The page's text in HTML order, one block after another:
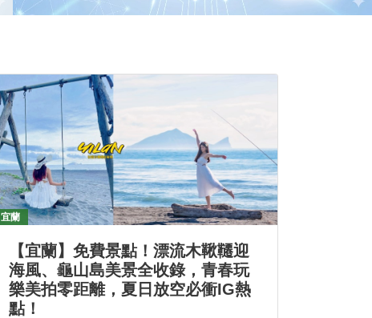
宜蘭
【宜蘭】免費景點！漂流木鞦韆迎
海風、龜山島美景全收錄，青春玩
樂美拍零距離，夏日放空必衝IG熱
點！